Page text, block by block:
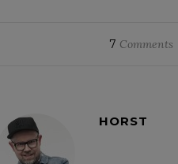
7 Comments
HORST